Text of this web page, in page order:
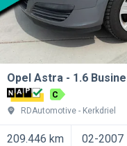
Opel Astra 1.6
C
RDAutomotive
Kerkdriel
209.446 km 02-2007